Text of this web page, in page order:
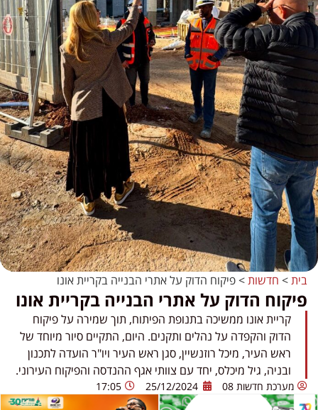
בית> חדשות>פיקוח הדוק על אתרי הבנייה בקריית אונו
פיקוח הדוק על אתרי הבנייה בקריית אונו
קריית אונו ממשיכה בתנופת הפיתוח, תוך שמירה על פיקוח
הדוק והקפדה על נהלים ותקנים. היום, התקיים סיור מיוחד של
ראש העיר, מיכל רוזנשיין, סגן ראש העיר ויו"ר הועדה לתכנון
ובניה, גיל מיכלס, יחד עם צוותי אגף ההנדסה והפיקוח העירוני.
מערכת חדשות 08 25/12/2024
17:05